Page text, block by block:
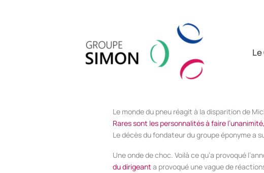
Le monde du pneu réagit à la disparition de
Rares sont les personnalités à faire
Le décès du fondateur du groupe éponyme a
Une onde de choc. Voilà ce qu’a provoqué
du dirigeant a provoqué une vague de